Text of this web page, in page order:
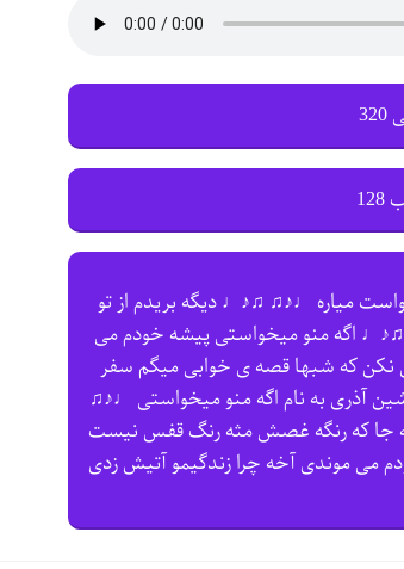
میاره ♩♪♫ ♫♪♩ دیگه بریدم از تو
اگه منو میخواستی پیشه خودم می
که شبها قصه ی خوابی میگم سفر
آذری به نام اگه منو میخواستی ♩♪♫
که رنگه غصش مثه رنگ قفس نیست
موندی آخه چرا زندگیمو آتیش زدی